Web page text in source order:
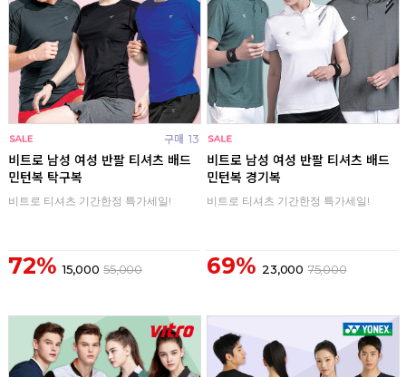
구매 13
비트로 남성 여성 반팔 티셔츠 배드
민턴복 탁구복
비트로 티셔츠 기간한정 특가세일!
72% 15,000 55,000
비트로 남성 여성 반팔 티셔츠 배드
민턴복 경기복
비트로 티셔츠 기간한정 특가세일!
69% 23,000 75,000